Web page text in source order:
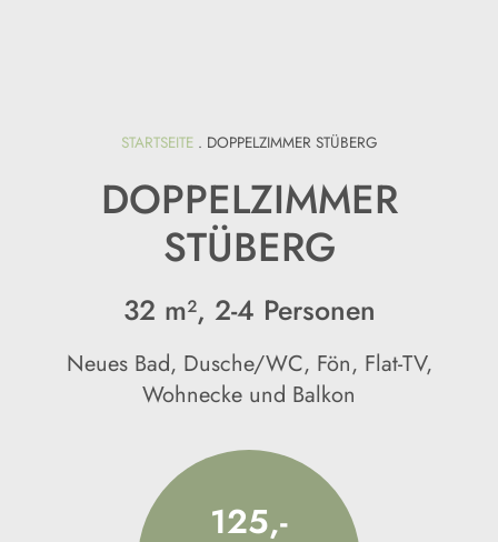
STARTSEITE. DOPPELZIMMER STÜBERG
DOPPELZIMMER
STÜBERG
32 m², 2-4 Personen
Neues Bad, Dusche/WC, Fön, Flat-TV,
Wohnecke und Balkon
125,-